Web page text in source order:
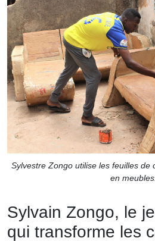
Sylvestre Zongo utilise les feuilles de
en meubles.
Sylvain Zongo, le
qui transforme les